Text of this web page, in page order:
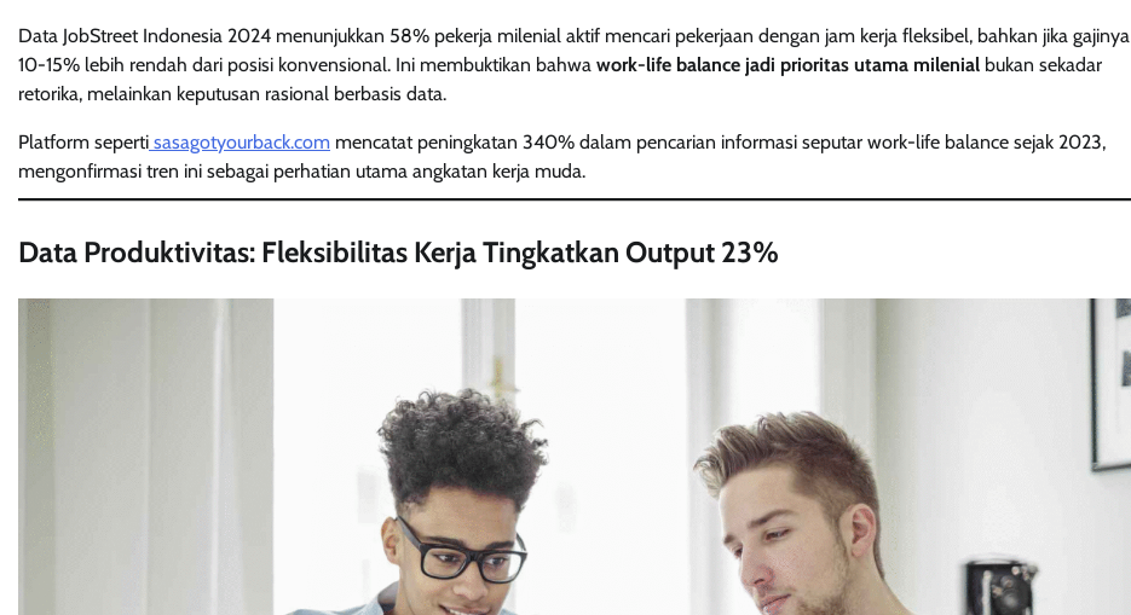
Data JobStreet Indonesia 2024 menunjukkan 58% pekerja milenial aktif mencari pekerjaan dengan jam kerja fleksibel, bahkan jika gajinya
10-15% lebih rendah dari posisi konvensional. Ini membuktikan bahwa work-life balance jadi prioritas utama milenial bukan sekadar
retorika, melainkan keputusan rasional berbasis data.
Platform seperti sasagotyourback.com mencatat peningkatan 340% dalam pencarian informasi seputar work-life balance sejak 2023,
mengonfirmasi tren ini sebagai perhatian utama angkatan kerja muda.
Data Produktivitas: Fleksibilitas Kerja Tingkatkan Output 23%